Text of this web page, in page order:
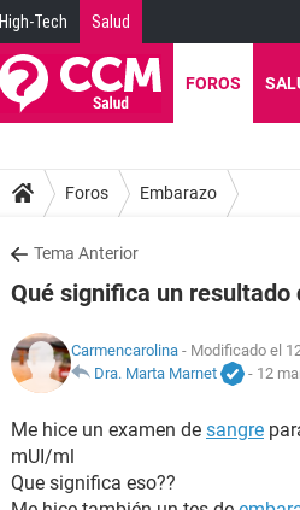
High-Tech Salud
FOROS
Foros Embarazo
Tema Anterior
Qué significa un resultado
Carmencarolina - Modificado el
Dra. Marta Marnet
- 12
Me hice un examen de sangre
mUI/ml
Que significa eso??